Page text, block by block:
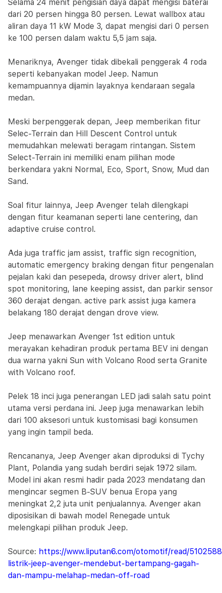
Selama 24 menit pengisian daya dapat mengisi baterai
dari 20 persen hingga 80 persen. Lewat wallbox atau
aliran daya 11 kW Mode 3, dapat mengisi dari 0 persen
ke 100 persen dalam waktu 5,5 jam saja.
Menariknya, Avenger tidak dibekali penggerak 4 roda
seperti kebanyakan model Jeep. Namun
kemampuannya dijamin layaknya kendaraan segala
medan.
Meski berpenggerak depan, Jeep memberikan fitur
Selec-Terrain dan Hill Descent Control untuk
memudahkan melewati beragam rintangan. Sistem
Select-Terrain ini memiliki enam pilihan mode
berkendara yakni Normal, Eco, Sport, Snow, Mud dan
Sand.
Soal fitur lainnya, Jeep Avenger telah dilengkapi
dengan fitur keamanan seperti lane centering, dan
adaptive cruise control.
Ada juga traffic jam assist, traffic sign recognition,
automatic emergency braking dengan fitur pengenalan
pejalan kaki dan pesepeda, drowsy driver alert, blind
spot monitoring, lane keeping assist, dan parkir sensor
360 derajat dengan. active park assist juga kamera
belakang 180 derajat dengan drove view.
Jeep menawarkan Avenger 1st edition untuk
merayakan kehadiran produk pertama BEV ini dengan
dua warna yakni Sun with Volcano Rood serta Granite
with Volcano roof.
Pelek 18 inci juga penerangan LED jadi salah satu point
utama versi perdana ini. Jeep juga menawarkan lebih
dari 100 aksesori untuk kustomisasi bagi konsumen
yang ingin tampil beda.
Rencananya, Jeep Avenger akan diproduksi di Tychy
Plant, Polandia yang sudah berdiri sejak 1972 silam.
Model ini akan resmi hadir pada 2023 mendatang dan
mengincar segmen B-SUV benua Eropa yang
meningkat 2,2 juta unit penjualannya. Avenger akan
diposisikan di bawah model Renegade untuk
melengkapi pilihan produk Jeep.
Source: https://www.liputan6.com/otomotif/read/
listrik-jeep-avenger-mendebut-bertampang-gagah-
dan-mampu-melahap-medan-off-road